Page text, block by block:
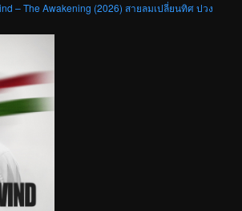
– The Awakening (2026) สายลมเปลี่ยนทิศ ปวง